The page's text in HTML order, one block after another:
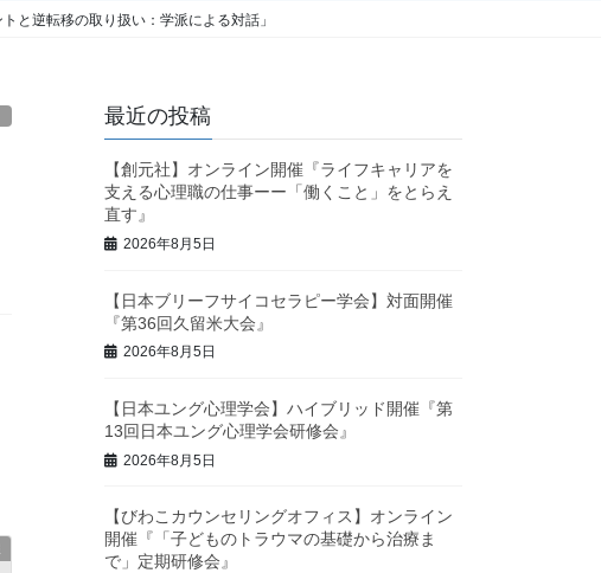
逆転移の取り扱い：学派による対話」
最近の投稿
【創元社】オンライン開催『ライフキャリアを
支える心理職の仕事ーー「働くこと」をとらえ
直す』
2026年8月5日
【日本ブリーフサイコセラピー学会】対面開催
『第36回久留米大会』
2026年8月5日
【日本ユング心理学会】ハイブリッド開催『第
13回日本ユング心理学会研修会』
2026年8月5日
【びわこカウンセリングオフィス】オンライン
開催『「子どものトラウマの基礎から治療ま
で」定期研修会』